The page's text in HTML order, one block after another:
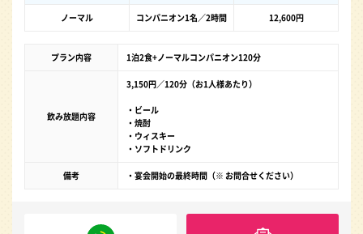
ノーマル コンパニオン1名／2時間 12,600円
プラン内容 1泊2食+ノーマルコンパニオン120分
飲み放題内容
3,150円／120分（お1人様あたり）
・ビール
・焼酎
・ウィスキー
・ソフトドリンク
備考 ・宴会開始の最終時間（※ お問合せください）